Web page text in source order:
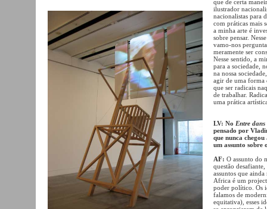
que de certa
ilustrador
nacionalistas para
com práticas mais
a minha arte é
sobre pensar.
vamo-nos
meramente ser
Nesse sentido, a
para a sociedade,
na nossa
agir de uma forma
que ser radicais
de trabalhar.
uma prática
LV: No Entre
pensado por
que nunca
um assunto sobre
AF: O assunto do
questão
assuntos que
Africa é um
poder político. Os
falamos de
equitativa), esses